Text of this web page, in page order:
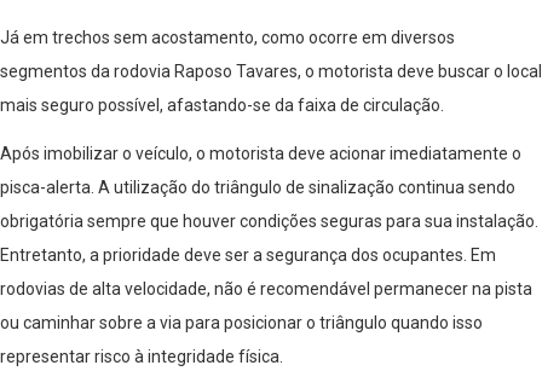
Já em trechos sem acostamento, como ocorre em diversos
segmentos da rodovia Raposo Tavares, o motorista deve buscar o local
mais seguro possível, afastando-se da faixa de circulação.
Após imobilizar o veículo, o motorista deve acionar imediatamente o
pisca-alerta. A utilização do triângulo de sinalização continua sendo
obrigatória sempre que houver condições seguras para sua instalação.
Entretanto, a prioridade deve ser a segurança dos ocupantes. Em
rodovias de alta velocidade, não é recomendável permanecer na pista
ou caminhar sobre a via para posicionar o triângulo quando isso
representar risco à integridade física.